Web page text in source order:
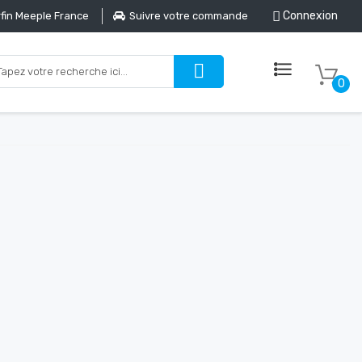
Meeple France Suivre votre commande Connexion
0